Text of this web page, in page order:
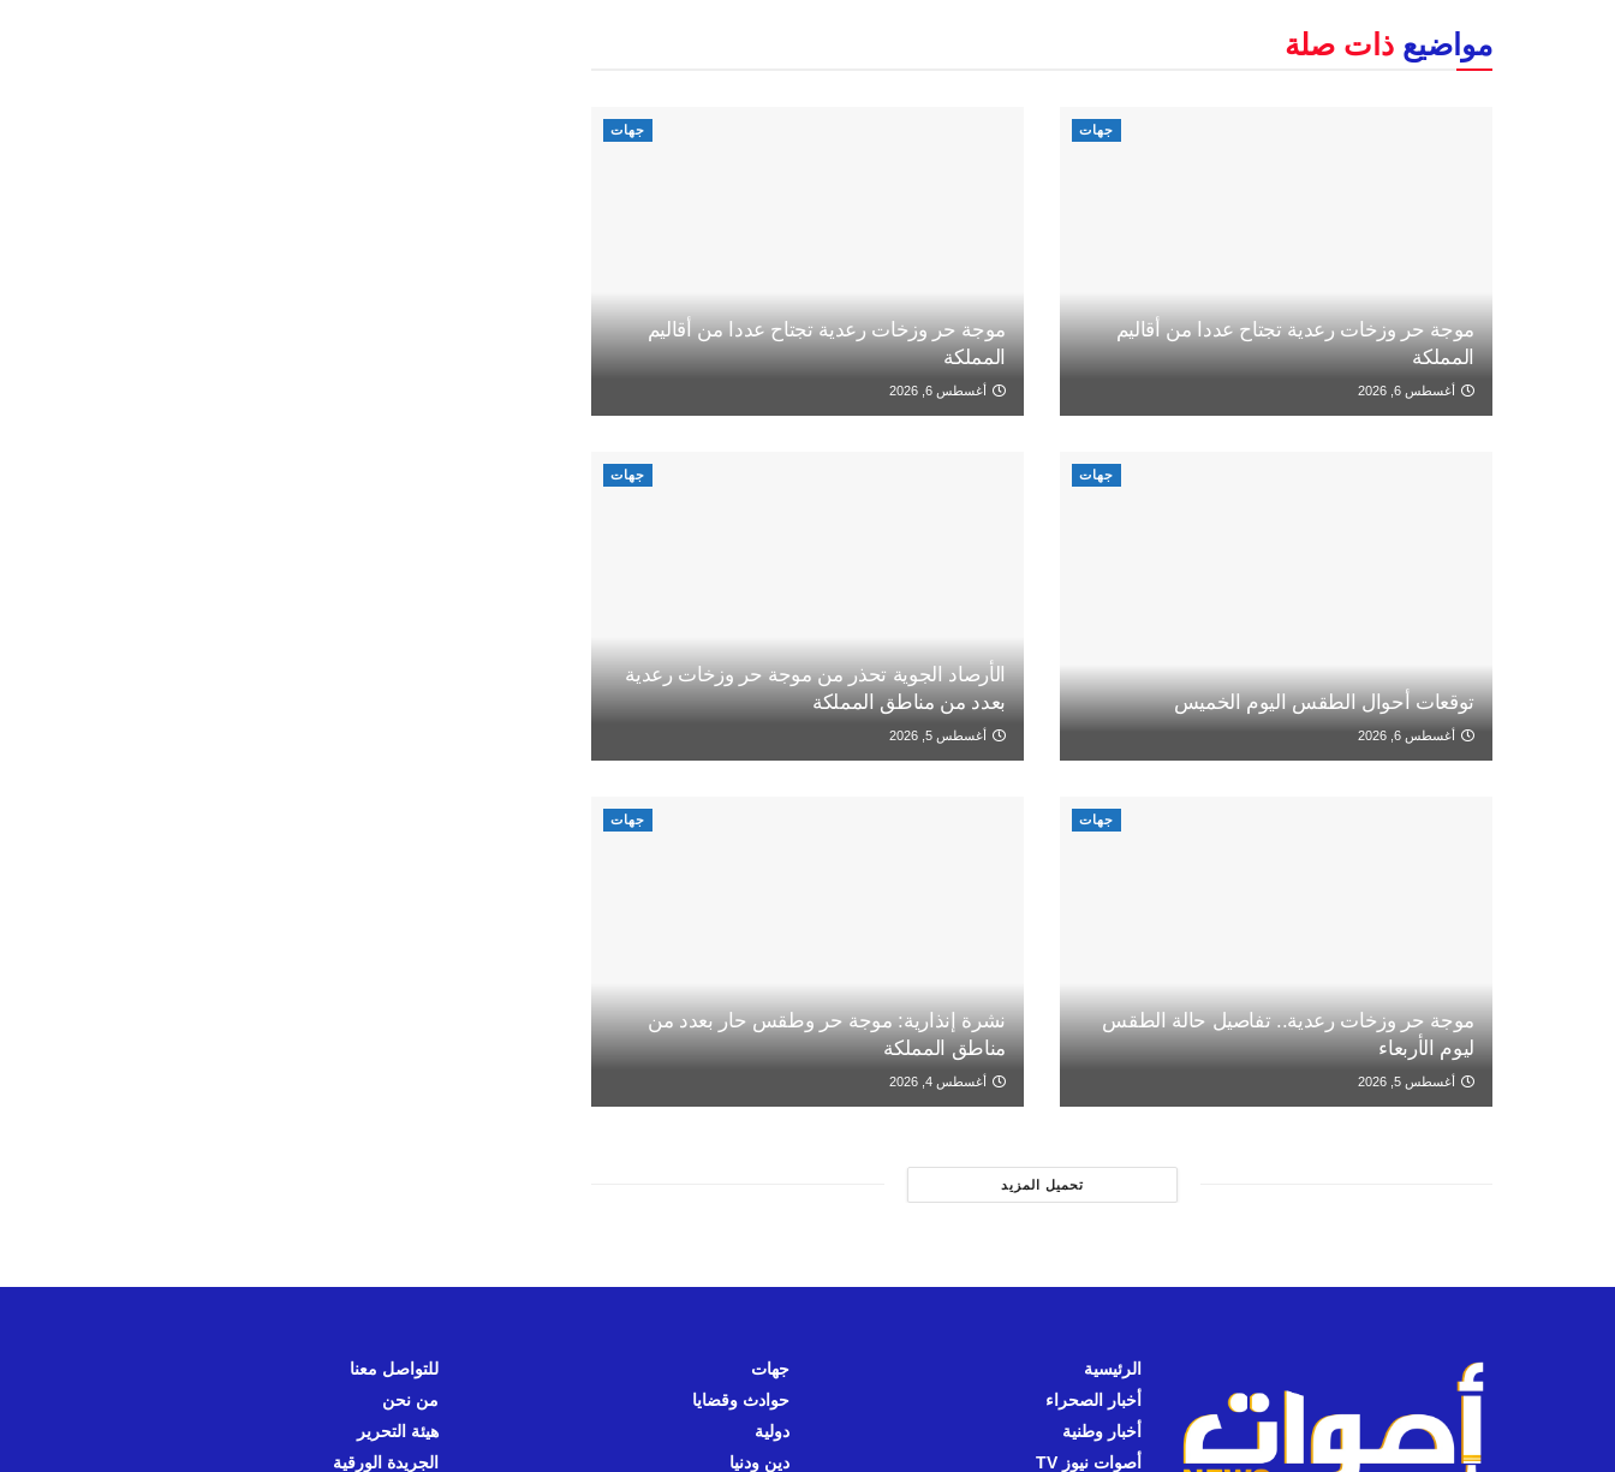
مواضيع ذات صلة
جهات
موجة حر وزخات رعدية تجتاح عددا من أقاليم
المملكة
أغسطس 6, 2026
جهات
موجة حر وزخات رعدية تجتاح عددا من أقاليم
المملكة
أغسطس 6, 2026
جهات
توقعات أحوال الطقس اليوم الخميس
أغسطس 6, 2026
جهات
الأرصاد الجوية تحذر من موجة حر وزخات رعدية
بعدد من مناطق المملكة
أغسطس 5, 2026
جهات
موجة حر وزخات رعدية.. تفاصيل حالة الطقس
ليوم الأربعاء
أغسطس 5, 2026
جهات
نشرة إنذارية: موجة حر وطقس حار بعدد من
مناطق المملكة
أغسطس 4, 2026
تحميل المزيد
الرئيسية
أخبار الصحراء
أخبار وطنية
أصوات نيوز TV
جهات
حوادث وقضايا
دولية
دين ودنيا
للتواصل معنا
من نحن
هيئة التحرير
الجريدة الورقية